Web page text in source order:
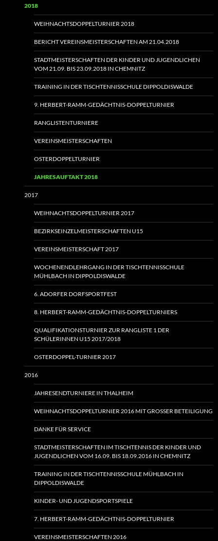
2018
WEIHNACHTSDOPPELTURNIER 2018
BERICHT VEREINSMEISTERSCHAFTEN AM 21.04.2018
STADTMEISTERSCHAFTEN DER KINDER UND JUGENDLICHEN
VOM 21.09. BIS 23.09.2018 IN CHEMNITZ
TRAINING IN DER TISCHTENNISSCHULE DIPPOLDISWALDE
9. HERBERT-RAMM-GEDÄCHTNIS-DOPPELTURNIER
RANGLISTENTURNIERE
VEREINSMEISTERSCHAFTEN
OSTERDOPPELTURNIER
JAHRESAUFTAKT 2018
2017
WEIHNACHTSDOPPELTURNIER 2017
BEZIRKSEINZELMEISTERSCHAFTEN U15
VEREINSMEISTERSCHAFT 2017
WOCHENENDLEHRGANG IN DER TISCHTENNISSCHULE
MÜHLBACH IN DIPPOLDISWALDE
6. ADORFER DORFSPORTFEST
8. HERBERT-RAMM-GEDÄCHTNIS-DOPPELTURNIERS
QUALIFIKATIONSTURNIER ZUR RANGLISTE 1 DER
SCHÜLERINNEN U15 2017/2018
OSTERDOPPEL-TURNIER 2017
2016
JAHRESENDTURNIERE IN THALHEIM
WEIHNACHTSDOPPELTURNIER 2016 MIT GROSSER BETEILIGUNG
DANKE FÜR SERVICE
STADTMEISTERSCHAFTEN IM TISCHTENNIS DER KINDER UND
JUGENDLICHEN VOM 16.09. BIS 18.09.2016 IN CHEMNITZ
TRAINING IN DER TISCHTENNISSCHULE MÜHLBACH IN
DIPPOLDISWALDE
KINDER- UND JUGENDSPORTSPIELE
7. HERBERT-RAMM-GEDÄCHTNIS-DOPPELTURNIER
VEREINSMEISTERSCHAFTEN 2016